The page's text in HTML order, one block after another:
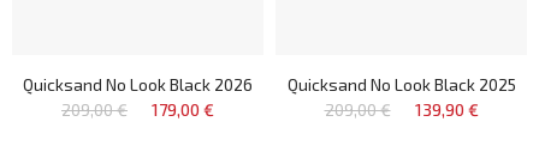
Quicksand No Look Black 2026
209,00 €
179,00 €
Quicksand No Look Black 2025
209,00 €
139,90 €